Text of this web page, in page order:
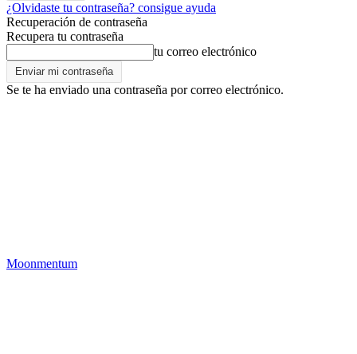
¿Olvidaste tu contraseña? consigue ayuda
Recuperación de contraseña
Recupera tu contraseña
tu correo electrónico
Se te ha enviado una contraseña por correo electrónico.
Moonmentum